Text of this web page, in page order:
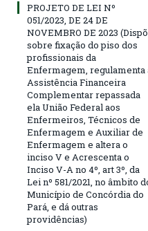
PROJETO DE LEI Nº
051/2023, DE 24 DE
NOVEMBRO DE 2023
sobre fixação do piso dos
profissionais da
Enfermagem, regulamenta
Assistência Financeira
Complementar repassada
ela União Federal aos
Enfermeiros, Técnicos de
Enfermagem e Auxiliar de
Enfermagem e altera o
inciso V e Acrescenta o
Inciso V-A no 4º, art 3º, da
Lei nº 581/2021, no âmbito
Município de Concórdia do
Pará, e dá outras
providências)